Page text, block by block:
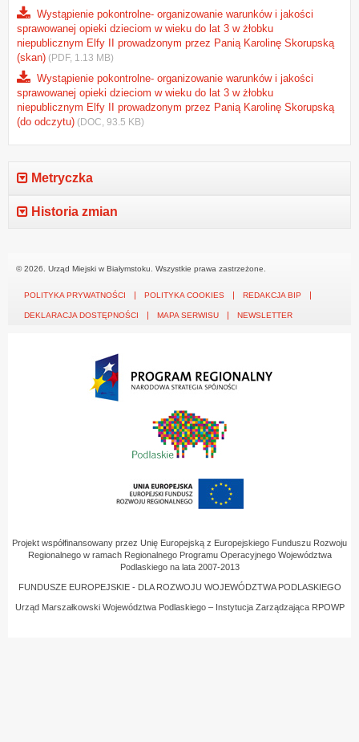
Wystąpienie pokontrolne- organizowanie warunków i jakości
sprawowanej opieki dzieciom w wieku do lat 3 w żłobku
niepublicznym Elfy II prowadzonym przez Panią Karolinę Skorupską
(skan) (PDF, 1.13 MB)
Wystąpienie pokontrolne- organizowanie warunków i jakości
sprawowanej opieki dzieciom w wieku do lat 3 w żłobku
niepublicznym Elfy II prowadzonym przez Panią Karolinę Skorupską
(do odczytu) (DOC, 93.5 KB)
Metryczka
Historia zmian
© 2026. Urząd Miejski w Białymstoku. Wszystkie prawa zastrzeżone.
POLITYKA PRYWATNOŚCI POLITYKA COOKIES REDAKCJA BIP
DEKLARACJA DOSTĘPNOŚCI MAPA SERWISU NEWSLETTER
Projekt współfinansowany przez Unię Europejską z Europejskiego Funduszu Rozwoju
Regionalnego w ramach Regionalnego Programu Operacyjnego Województwa
Podlaskiego na lata 2007-2013
FUNDUSZE EUROPEJSKIE - DLA ROZWOJU WOJEWÓDZTWA PODLASKIEGO
Urząd Marszałkowski Województwa Podlaskiego – Instytucja Zarządzająca RPOWP